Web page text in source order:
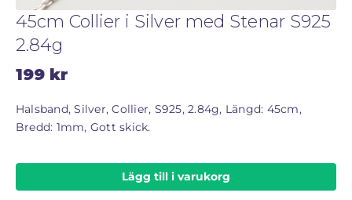
45cm Collier i Silver med Stenar S925
2.84g
199 kr
Halsband, Silver, Collier, S925, 2.84g, Längd: 45cm,
Bredd: 1mm, Gott skick.
Lägg till i varukorg